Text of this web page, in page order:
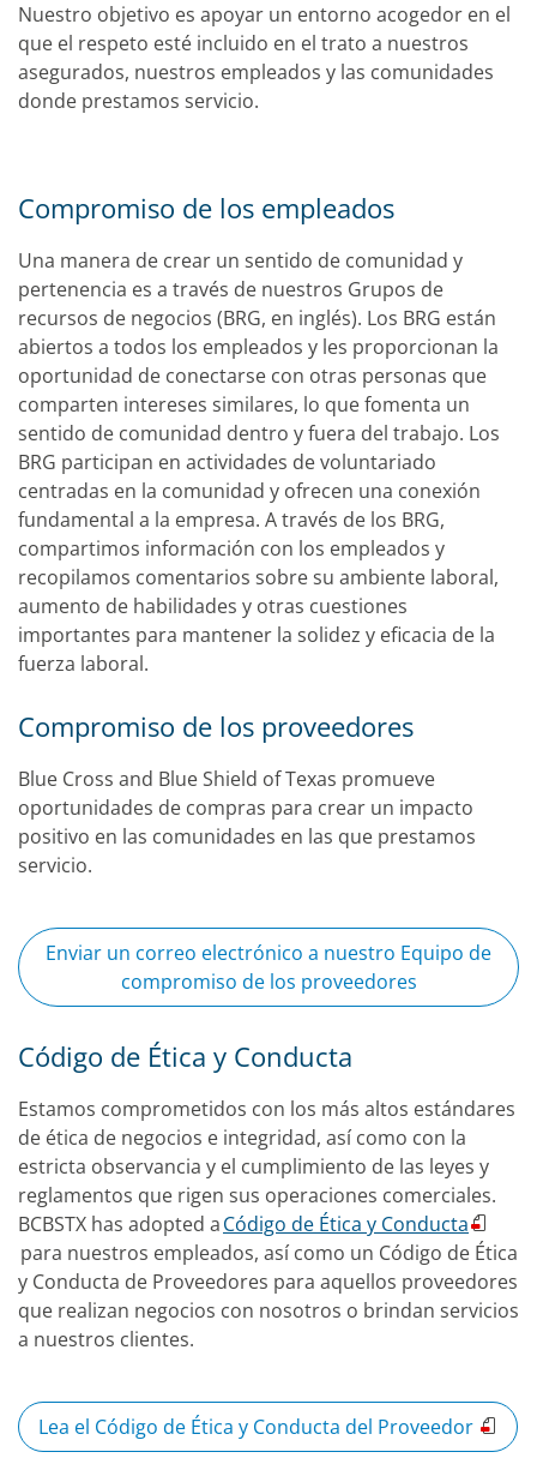
Nuestro objetivo es apoyar un entorno acogedor en el
que el respeto esté incluido en el trato a nuestros
asegurados, nuestros empleados y las comunidades
donde prestamos servicio.
Compromiso de los empleados
Una manera de crear un sentido de comunidad y
pertenencia es a través de nuestros Grupos de
recursos de negocios (BRG, en inglés). Los BRG están
abiertos a todos los empleados y les proporcionan la
oportunidad de conectarse con otras personas que
comparten intereses similares, lo que fomenta un
sentido de comunidad dentro y fuera del trabajo. Los
BRG participan en actividades de voluntariado
centradas en la comunidad y ofrecen una conexión
fundamental a la empresa. A través de los BRG,
compartimos información con los empleados y
recopilamos comentarios sobre su ambiente laboral,
aumento de habilidades y otras cuestiones
importantes para mantener la solidez y eficacia de la
fuerza laboral.
Compromiso de los proveedores
Blue Cross and Blue Shield of Texas promueve
oportunidades de compras para crear un impacto
positivo en las comunidades en las que prestamos
servicio.
Enviar un correo electrónico a nuestro Equipo de
compromiso de los proveedores
Código de Ética y Conducta
Estamos comprometidos con los más altos estándares
de ética de negocios e integridad, así como con la
estricta observancia y el cumplimiento de las leyes y
reglamentos que rigen sus operaciones comerciales.
BCBSTX has adopted aCódigo de Ética y Conducta
para nuestros empleados, así como un Código de Ética
y Conducta de Proveedores para aquellos proveedores
que realizan negocios con nosotros o brindan servicios
a nuestros clientes.
Lea el Código de Ética y Conducta del Proveedor